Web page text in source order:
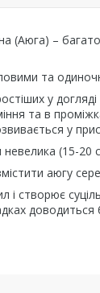
(Аюга) –
та
у
та в
у
(15-20
аюгу
і створює
доводиться